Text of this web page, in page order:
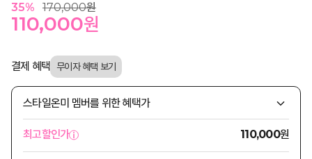
35% 170,000원
110,000원
결제 혜택
스타일온미 멤버를 위한 혜택가
최고할인가 110,000원